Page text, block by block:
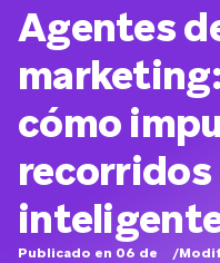
Agentes
cómo
recorridos
Publicado en 06 de
/